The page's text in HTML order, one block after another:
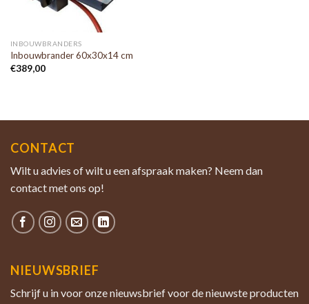
INBOUWBRANDERS
Inbouwbrander 60x30x14 cm
€389,00
CONTACT
Wilt u advies of wilt u een afspraak maken? Neem dan
contact met ons op!
NIEUWSBRIEF
Schrijf u in voor onze nieuwsbrief voor de nieuwste producten